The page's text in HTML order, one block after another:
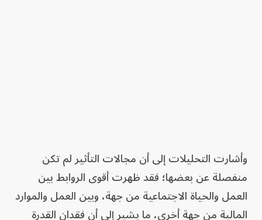
وأشارت التحليلات إلى أن مجالات التأثير لم تكن
منفصلة عن بعضها؛ فقد ظهرت أقوى الروابط بين
العمل والحياة الاجتماعية من جهة، وبين العمل والموارد
المالية من جهة أخرى، ما يشير إلى أن فقدان القدرة